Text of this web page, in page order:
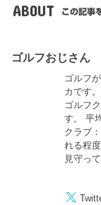
ABOUT この記事
ゴルフおじさん
ゴルフ
カです
ゴルフ
す。 平
クラブ
れる程
見守っ